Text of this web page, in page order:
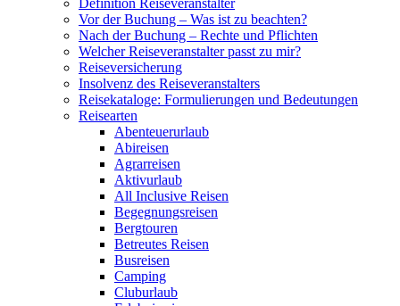
Definition Reiseveranstalter
Vor der Buchung – Was ist zu beachten?
Nach der Buchung – Rechte und Pflichten
Welcher Reiseveranstalter passt zu mir?
Reiseversicherung
Insolvenz des Reiseveranstalters
Reisekataloge: Formulierungen und Bedeutungen
Reisearten
Abenteuerurlaub
Abireisen
Agrarreisen
Aktivurlaub
All Inclusive Reisen
Begegnungsreisen
Bergtouren
Betreutes Reisen
Busreisen
Camping
Cluburlaub